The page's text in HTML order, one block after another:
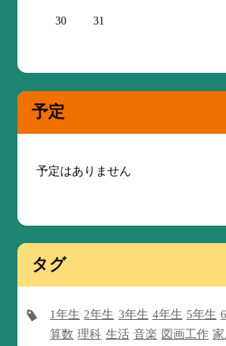
30 31
予定
予定はありません
タグ
1年生 2年生 3年生 4年生 5年生
算数 理科 生活 音楽 図画工作